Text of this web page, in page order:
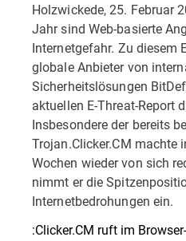
Holzwickede, 25. Februar
Jahr sind Web-basierte
Internetgefahr. Zu diesem
globale Anbieter von
Sicherheitslösungen
aktuellen E-Threat-Report
Insbesondere der bereits
Trojan.Clicker.CM machte
Wochen wieder von sich
nimmt er die
Internetbedrohungen ein.
:Clicker.CM ruft im